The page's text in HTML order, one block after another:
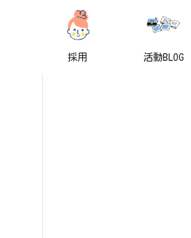
採用 活動BLOG